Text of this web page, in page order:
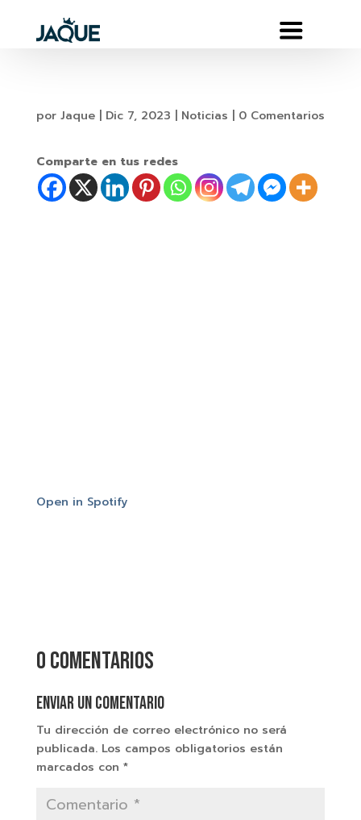
por Jaque| Dic 7, 2023 Noticias 0 Comentarios
Comparte en tus redes
Open in Spotify
0 comentarios
Enviar un comentario
Tu dirección de correo electrónico no será
publicada. Los campos obligatorios están
marcados con *